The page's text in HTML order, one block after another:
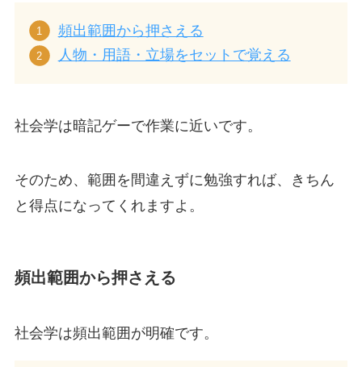
頻出範囲から押さえる
人物・用語・立場をセットで覚える
社会学は暗記ゲーで作業に近いです。
そのため、範囲を間違えずに勉強すれば、きちん
と得点になってくれますよ。
頻出範囲から押さえる
社会学は頻出範囲が明確です。